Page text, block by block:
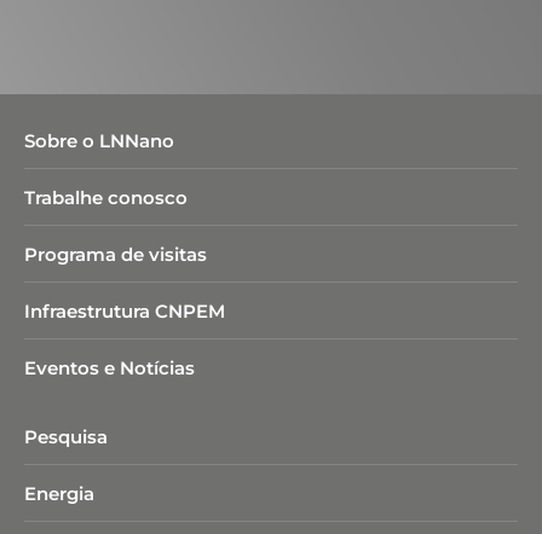
Sobre o LNNano
Trabalhe conosco
Programa de visitas
Infraestrutura CNPEM
Eventos e Notícias
Pesquisa
Energia